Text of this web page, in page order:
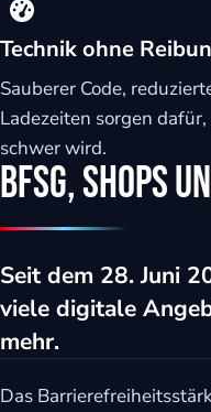
Technik ohne
Sauberer Code,
Ladezeiten sorgen
schwer wird.
BFSG, Shops
Seit dem 28. Juni
viele digitale
mehr.
Das